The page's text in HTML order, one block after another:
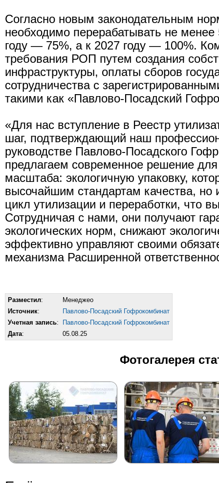
Согласно новым законодательным
необходимо перерабатывать не менее
году — 75%, а к 2027 году — 100%.
требования РОП путем создания
инфраструктуры, оплаты сборов
сотрудничества с
такими как «Павлово-Посадский
«Для нас вступление в Реестр
шаг, подтверждающий наш
руководстве Павлово-Посадского
предлагаем современное решение
масштаба: экологичную упаковку,
высочайшим стандартам качества, но
цикл утилизации и переработки, что
Сотрудничая с нами, они получают
экологических норм, снижают
эффективно управляют своими
механизма Расширенной
Разместил:
Менеджео
Источник:
Павлово-Посадский Гофрокомбинат
Учетная запись:
Павлово-Посадский Гофрокомбинат
Дата: 05.08.25
Фотогалерея